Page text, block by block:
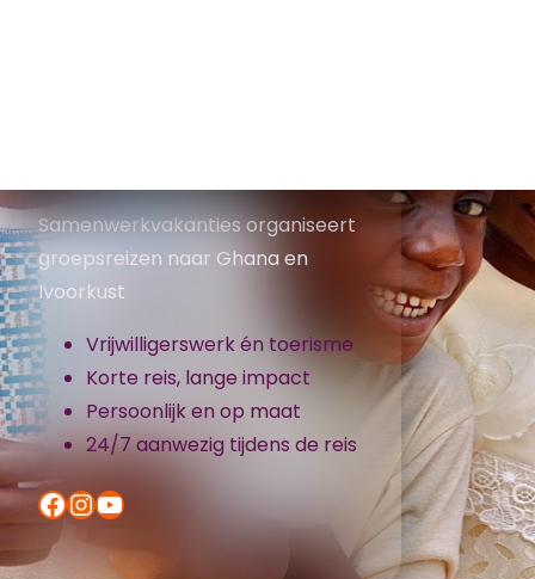
Samenwerkvakanties organiseert
groepsreizen naar Ghana en
Ivoorkust
Vrijwilligerswerk én toerisme
Korte reis, lange impact
Persoonlijk en op maat
24/7 aanwezig tijdens de reis
Facebook InstagramYouTube